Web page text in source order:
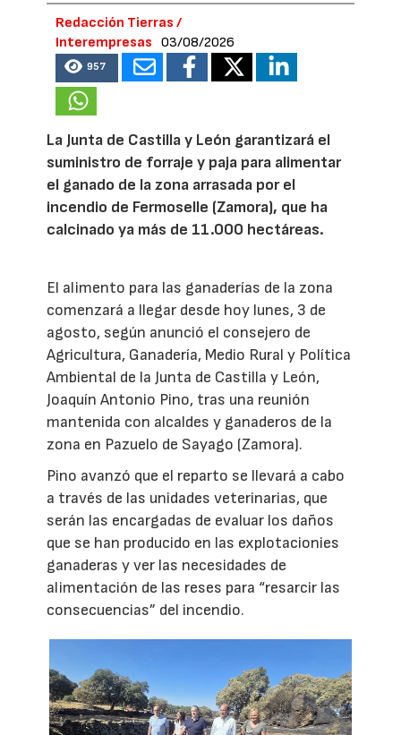
Redacción Tierras /
Interempresas
03/08/2026
957
La Junta de Castilla y León garantizará el
suministro de forraje y paja para alimentar
el ganado de la zona arrasada por el
incendio de Fermoselle (Zamora), que ha
calcinado ya más de 11.000 hectáreas.
El alimento para las ganaderías de la zona
comenzará a llegar desde hoy lunes, 3 de
agosto, según anunció el consejero de
Agricultura, Ganadería, Medio Rural y Política
Ambiental de la Junta de Castilla y León,
Joaquín Antonio Pino, tras una reunión
mantenida con alcaldes y ganaderos de la
zona en Pazuelo de Sayago (Zamora).
Pino avanzó que el reparto se llevará a cabo
a través de las unidades veterinarias, que
serán las encargadas de evaluar los daños
que se han producido en las explotacionies
ganaderas y ver las necesidades de
alimentación de las reses para “resarcir las
consecuencias” del incendio.